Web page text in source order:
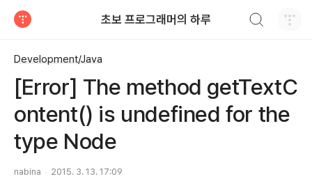
초보 프로그래머의 하루
Development/Java
[Error] The method getTextC
ontent() is undefined for the
type Node
nabina 2015. 3. 13. 17:09